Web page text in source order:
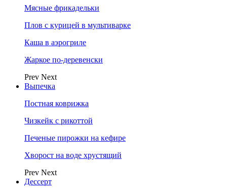
Мясные фрикадельки
Плов с курицей в мультиварке
Каша в аэрогриле
Жаркое по-деревенски
Prev Next
Выпечка
Постная коврижка
Чизкейк с рикоттой
Печеные пирожки на кефире
Хворост на воде хрустящий
Prev Next
Дессерт